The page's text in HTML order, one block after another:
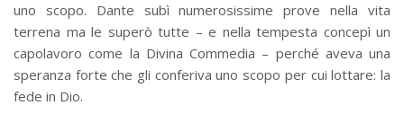
uno scopo. Dante subì numerosissime prove nella vita
terrena ma le superò tutte – e nella tempesta concepì un
capolavoro come la Divina Commedia – perché aveva una
speranza forte che gli conferiva uno scopo per cui lottare: la
fede in Dio.